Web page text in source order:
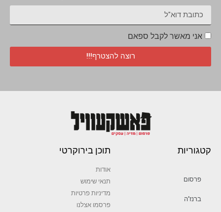
אני מאשר לקבל ספאם
רוצה להצטרף!!!
קטגוריות
פרסום
ברנז’ה
תוכן בירוקרטי
אודות
תנאי שימוש
מדיניות פרטיות
פרסמו אצלנו